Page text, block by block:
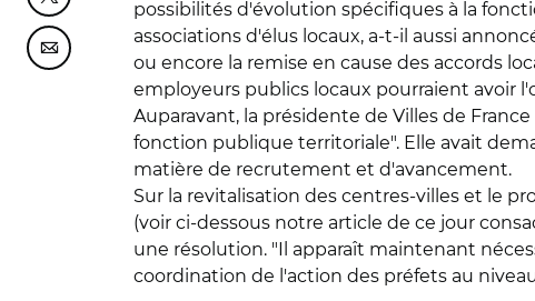
Partager cette page sur Courriel
possibilités d'évolution spécifiques à la
associations d'élus locaux, a-t-il aussi
ou encore la remise en cause des accords
employeurs publics locaux pourraient avoir
Auparavant, la présidente de Villes de
fonction publique territoriale". Elle avait
matière de recrutement et d'avancement.
Sur la revitalisation des centres-villes et le
(voir ci-dessous notre article de ce jour
une résolution. "Il apparaît maintenant
coordination de l'action des préfets au